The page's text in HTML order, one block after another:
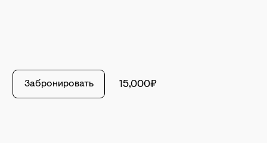
Забронировать 15,000₽